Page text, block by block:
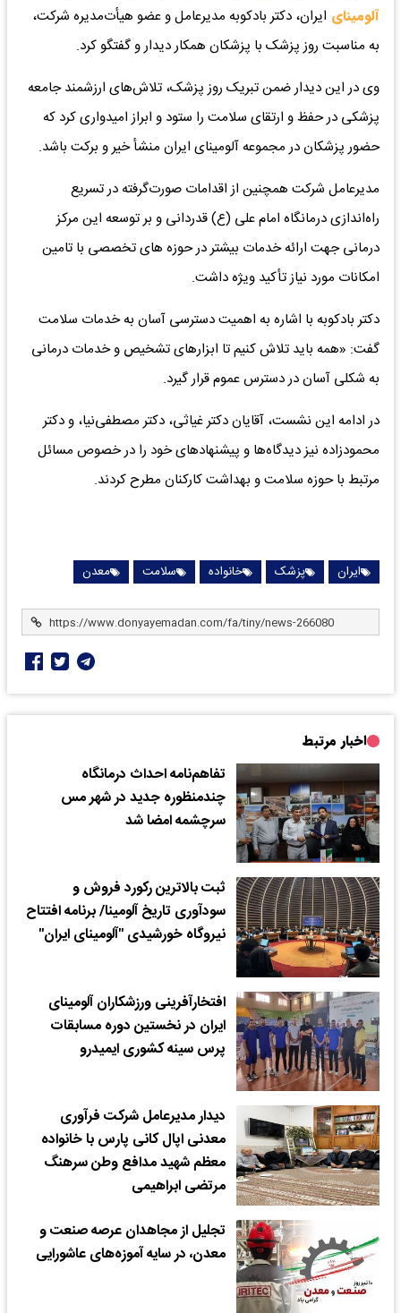
آلومینای ایران، دکتر بادکوبه مدیرعامل و عضو هیأت‌مدیره شرکت،
به مناسبت روز پزشک با پزشکان همکار دیدار و گفتگو کرد.
وی در این دیدار ضمن تبریک روز پزشک، تلاش‌های ارزشمند جامعه
پزشکی در حفظ و ارتقای سلامت را ستود و ابراز امیدواری کرد که
حضور پزشکان در مجموعه آلومینای ایران منشأ خیر و برکت باشد.
مدیرعامل شرکت همچنین از اقدامات صورت‌گرفته در تسریع
راه‌اندازی درمانگاه امام علی (ع) قدردانی و بر توسعه این مرکز
درمانی جهت ارائه خدمات بیشتر در حوزه های تخصصی با تامین
امکانات مورد نیاز تأکید ویژه داشت.
دکتر بادکوبه با اشاره به اهمیت دسترسی آسان به خدمات سلامت
گفت: «همه باید تلاش کنیم تا ابزارهای تشخیص و خدمات درمانی
به شکلی آسان در دسترس عموم قرار گیرد.
در ادامه این نشست، آقایان دکتر غیاثی، دکتر مصطفی‌نیا، و دکتر
محمودزاده نیز دیدگاه‌ها و پیشنهادهای خود را در خصوص مسائل
مرتبط با حوزه سلامت و بهداشت کارکنان مطرح کردند.
ایران پزشک خانواده سلامت معدن
اخبار مرتبط
تفاهم‌نامه احداث درمانگاه
چندمنظوره جدید در شهر مس
سرچشمه امضا شد
ثبت بالاترین رکورد فروش و
سودآوری تاریخ آلومینا/ برنامه افتتاح
نیروگاه خورشیدی "آلومینای ایران"
افتخارآفرینی ورزشکاران آلومینای
ایران در نخستین دوره مسابقات
پرس سینه کشوری ایمیدرو
دیدار مدیرعامل شرکت فرآوری
معدنی اپال کانی پارس با خانواده
معظم شهید مدافع وطن سرهنگ
مرتضی ابراهیمی
تجلیل از مجاهدان عرصه صنعت و
معدن، در سایه آموزه‌های عاشورایی